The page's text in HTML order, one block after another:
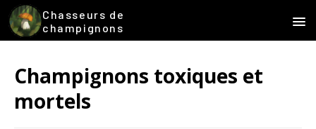
Chasseurs de
champignons
Champignons toxiques et
mortels